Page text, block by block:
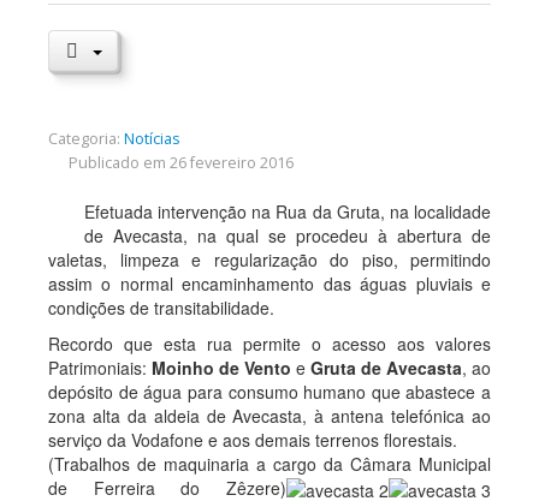
Categoria: Notícias
Publicado em 26 fevereiro 2016
Efetuada intervenção na Rua da Gruta, na localidade
de Avecasta, na qual se procedeu à abertura de
valetas, limpeza e regularização do piso, permitindo
assim o normal encaminhamento das águas pluviais e
condições de transitabilidade.
Recordo que esta rua permite o acesso aos valores
Patrimoniais: Moinho de Vento e Gruta de Avecasta, ao
depósito de água para consumo humano que abastece a
zona alta da aldeia de Avecasta, à antena telefónica ao
serviço da Vodafone e aos demais terrenos florestais.
(Trabalhos de maquinaria a cargo da Câmara Municipal
de Ferreira do Zêzere)